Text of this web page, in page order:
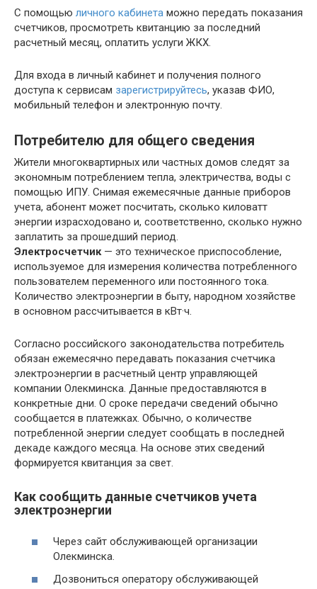
С помощью личного кабинета можно передать показания
счетчиков, просмотреть квитанцию за последний
расчетный месяц, оплатить услуги ЖКХ.
Для входа в личный кабинет и получения полного
доступа к сервисам зарегистрируйтесь, указав ФИО,
мобильный телефон и электронную почту.
Потребителю для общего сведения
Жители многоквартирных или частных домов следят за
экономным потреблением тепла, электричества, воды с
помощью ИПУ. Снимая ежемесячные данные приборов
учета, абонент может посчитать, сколько киловатт
энергии израсходовано и, соответственно, сколько нужно
заплатить за прошедший период.
Электросчетчик— это техническое приспособление,
используемое для измерения количества потребленного
пользователем переменного или постоянного тока.
Количество электроэнергии в быту, народном хозяйстве
в основном рассчитывается в кВт·ч.
Согласно российского законодательства потребитель
обязан ежемесячно передавать показания счетчика
электроэнергии в расчетный центр управляющей
компании Олекминска. Данные предоставляются в
конкретные дни. О сроке передачи сведений обычно
сообщается в платежках. Обычно, о количестве
потребленной энергии следует сообщать в последней
декаде каждого месяца. На основе этих сведений
формируется квитанция за свет.
Как сообщить данные счетчиков учета
электроэнергии
Через сайт обслуживающей организации
Олекминска.
Дозвониться оператору обслуживающей